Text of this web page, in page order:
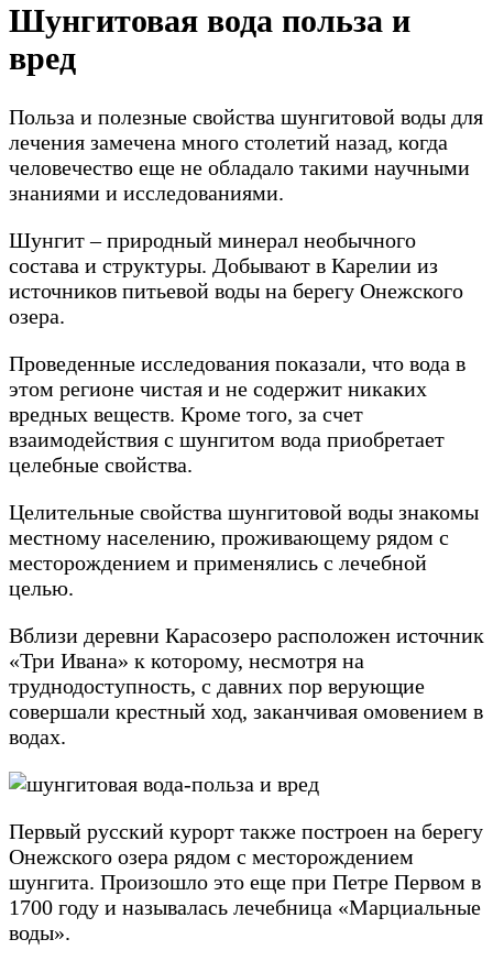
Шунгитовая вода польза и
вред
Польза и полезные свойства шунгитовой воды для
лечения замечена много столетий назад, когда
человечество еще не обладало такими научными
знаниями и исследованиями.
Шунгит – природный минерал необычного
состава и структуры. Добывают в Карелии из
источников питьевой воды на берегу Онежского
озера.
Проведенные исследования показали, что вода в
этом регионе чистая и не содержит никаких
вредных веществ. Кроме того, за счет
взаимодействия с шунгитом вода приобретает
целебные свойства.
Целительные свойства шунгитовой воды знакомы
местному населению, проживающему рядом с
месторождением и применялись с лечебной
целью.
Вблизи деревни Карасозеро расположен источник
«Три Ивана» к которому, несмотря на
труднодоступность, с давних пор верующие
совершали крестный ход, заканчивая омовением в
водах.
Первый русский курорт также построен на берегу
Онежского озера рядом с месторождением
шунгита. Произошло это еще при Петре Первом в
1700 году и называлась лечебница «Марциальные
воды».